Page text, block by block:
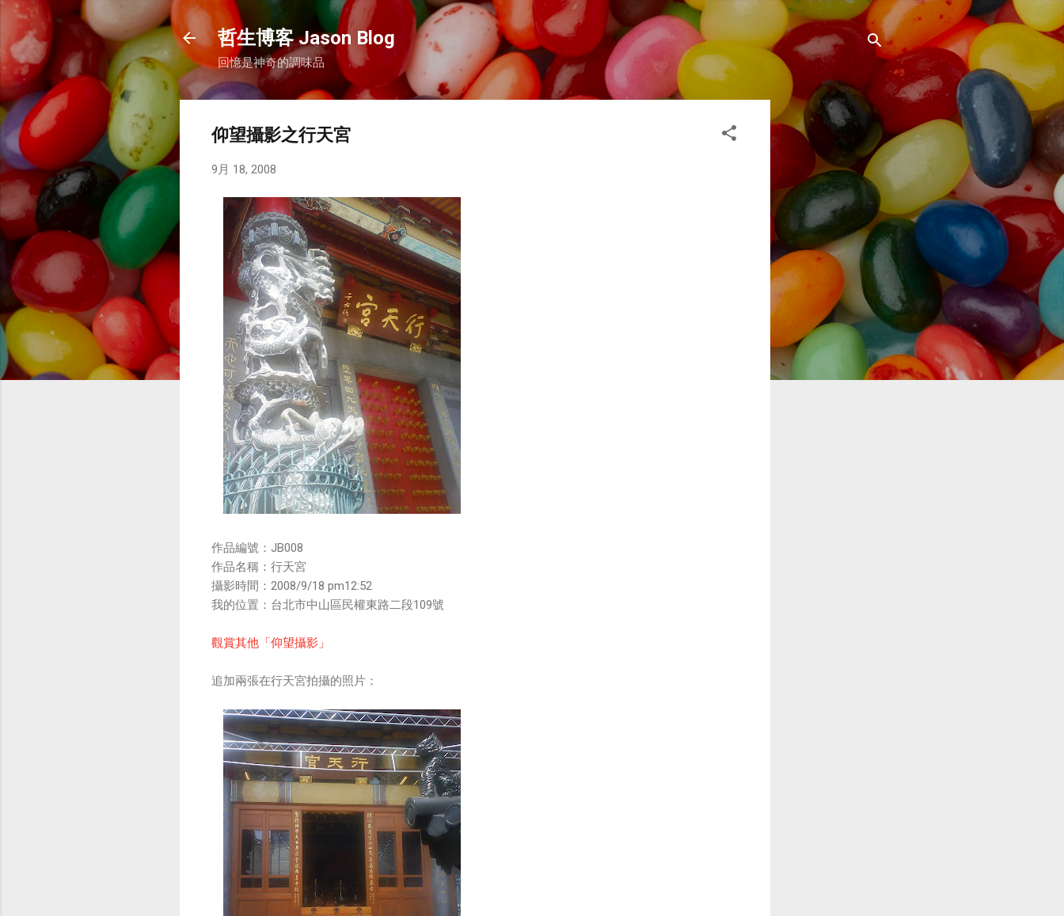
跳到主要內容
哲生博客 Jason Blog
回憶是神奇的調味品
仰望攝影之行天宮
9月 18, 2008
作品編號：JB008
作品名稱：行天宮
攝影時間：2008/9/18 pm12:52
我的位置：台北市中山區民權東路二段109號
觀賞其他「仰望攝影」
追加兩張在行天宮拍攝的照片：